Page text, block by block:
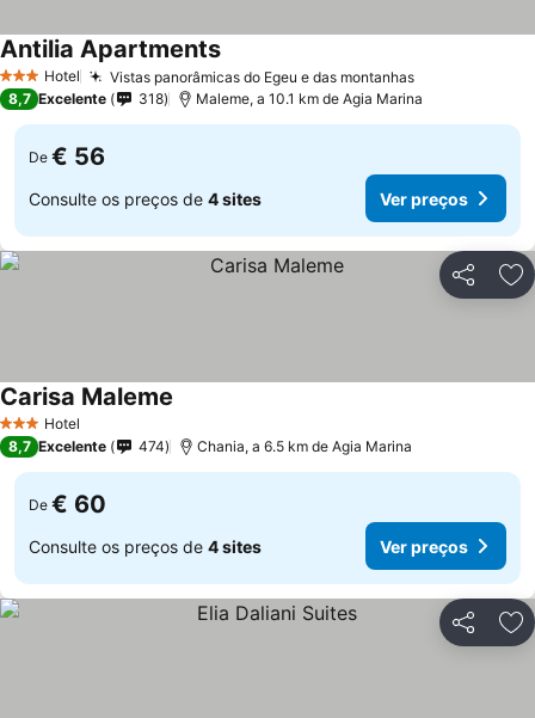
3 EstrelasHotel Vistas panorâmicas do Egeu e das montanhasVer preços
Antilia ApartmentsVer preços
8,7 Excelente 318 Maleme, a 10.1 km de Agia Marina
De € 56
Consulte os preços de 4 sites Ver preços
Partilhar
3 EstrelasHotel
Carisa Maleme
8,7 Excelente 474 Chania, a 6.5 km de Agia Marina
De € 60
Consulte os preços de 4 sites Ver preços
Partilhar